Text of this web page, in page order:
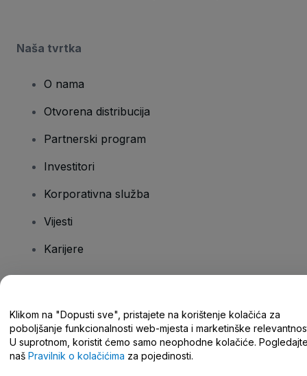
Naša tvrtka
O nama
Otvorena distribucija
Partnerski program
Investitori
Korporativna služba
Vijesti
Karijere
Centar za pomoć/kontaktirajte nas
Klikom na "Dopusti sve", pristajete na korištenje kolačića za
poboljšanje funkcionalnosti web-mjesta i marketinške
U suprotnom, koristit ćemo samo neophodne kolačiće.
naš Pravilnik o kolačićima za pojedinosti.